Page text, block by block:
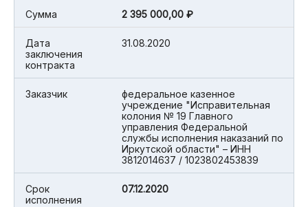
Cумма 2 395 000,00 ₽
Дата
заключения
контракта
31.08.2020
Заказчик
федеральное казенное
учреждение "Исправительная
колония № 19 Главного
управления Федеральной
службы исполнения наказаний по
Иркутской области" – ИНН
3812014637 / 1023802453839
Срок
исполнения
07.12.2020